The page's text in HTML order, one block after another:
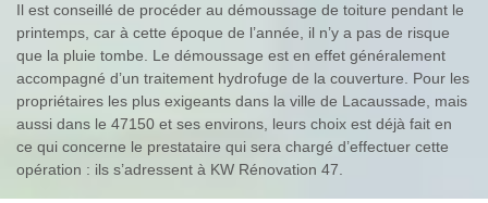
Il est conseillé de procéder au démoussage de toiture pendant le
printemps, car à cette époque de l’année, il n’y a pas de risque
que la pluie tombe. Le démoussage est en effet généralement
accompagné d’un traitement hydrofuge de la couverture. Pour les
propriétaires les plus exigeants dans la ville de Lacaussade, mais
aussi dans le 47150 et ses environs, leurs choix est déjà fait en
ce qui concerne le prestataire qui sera chargé d’effectuer cette
opération : ils s’adressent à KW Rénovation 47.